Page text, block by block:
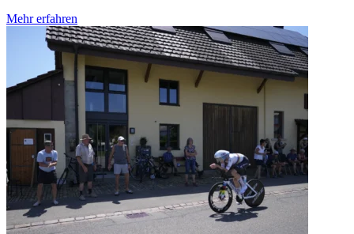
Mehr erfahren